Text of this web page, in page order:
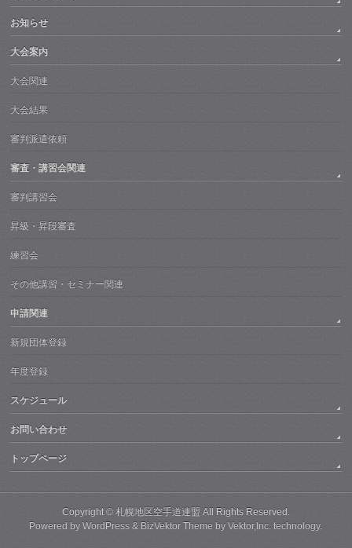
お知らせ
大会案内
大会関連
大会結果
審判派遣依頼
審査・講習会関連
審判講習会
昇級・昇段審査
練習会
その他講習・セミナー関連
申請関連
新規団体登録
年度登録
スケジュール
お問い合わせ
トップページ
Copyright © 札幌地区空手道連盟 All Rights Reserved.
Powered byWordPress & BizVektor Theme byVektor,Inc. technology.